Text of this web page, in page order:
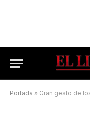
Portada » Gran gesto de los